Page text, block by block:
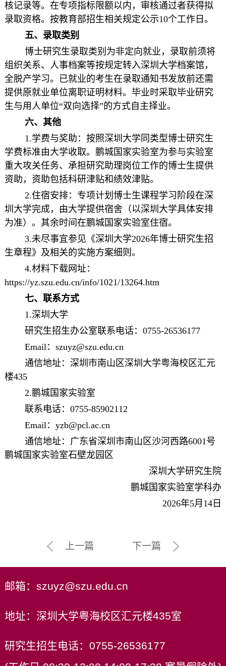
核记录等。在专项指标限额以内，审核通过者获得拟
录取资格。按教育部招生相关规定公示10个工作日。
五、录取类别
博士研究生录取类别为非定向就业，录取前须将
组织关系、人事档案等按规定转入深圳大学档案馆，
全脱产学习。已就业的考生在录取通知书发放前还需
提供原就业单位离职证明材料。毕业时采取毕业研究
生与用人单位“双向选择”的方式自主择业。
六、其他
1.学费与奖助：按照深圳大学同类型博士研究生
学费标准由大学收取。鹏城国家实验室为参与实验室
重大攻关任务、承担研究助理岗位工作的博士生提供
资助，资助包括科研津贴和绩效津贴。
2.住宿安排：专项计划博士生课程学习阶段在深
圳大学完成，由大学提供宿舍（以深圳大学具体安排
为准）。其余时间在鹏城国家实验室住宿。
3.未尽事宜参见《深圳大学2026年博士研究生招
生章程》及相关的实施方案细则。
4.材料下载网址：
https://yz.szu.edu.cn/info/1021/13264.htm
七、联系方式
1.深圳大学
研究生招生办公室联系电话：0755-26536177
Email：szuyz@szu.edu.cn
通信地址：深圳市南山区深圳大学粤海校区汇元
楼435
2.鹏城国家实验室
联系电话：0755-85902112
Email：yzb@pcl.ac.cn
通信地址：广东省深圳市南山区沙河西路6001号
鹏城国家实验室石壁龙园区
深圳大学研究生院
鹏城国家实验室学科办
2026年5月14日
上一篇 下一篇
邮箱：szuyz@szu.edu.cn
地址：深圳大学粤海校区汇元楼435室
研究生招生电话：0755-26536177